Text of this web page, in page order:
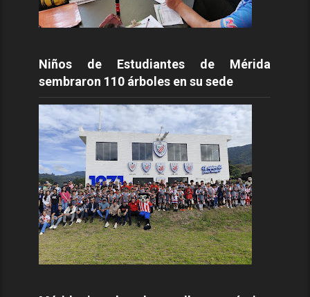
Niños de Estudiantes de Mérida
sembraron 110 árboles en su sede